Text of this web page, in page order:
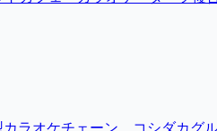
ラオケチェーン。コシダカグ